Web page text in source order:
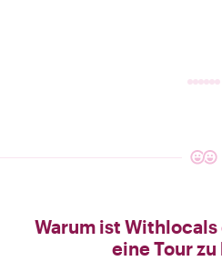
Warum ist Withlocals
eine Tour